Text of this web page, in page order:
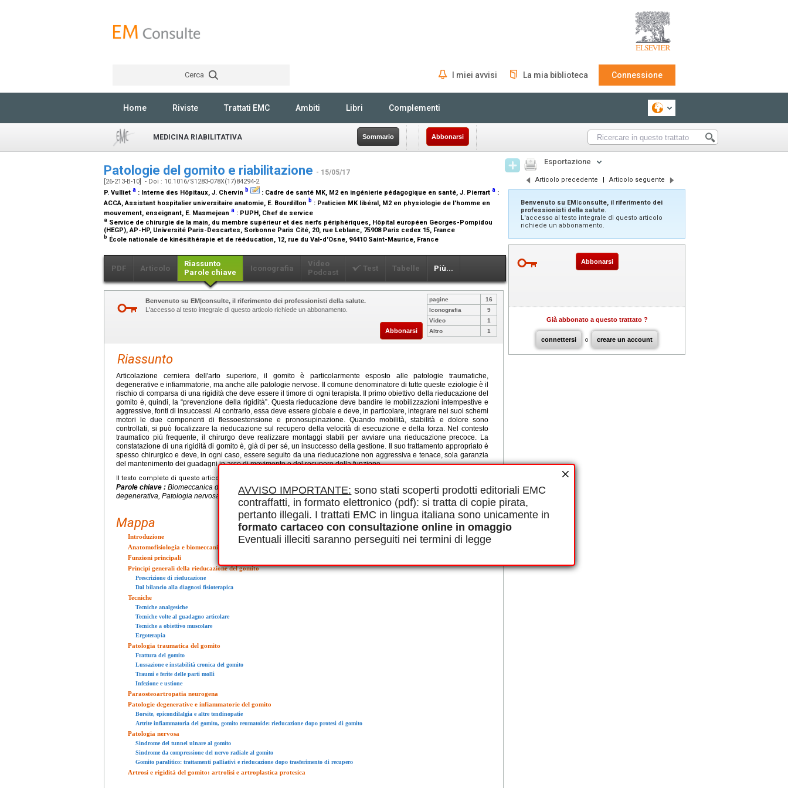
AVVISO IMPORTANTE: sono stati scoperti prodotti editoriali EMC
contraffatti, in formato elettronico (pdf): si tratta di copie pirata,
pertanto illegali. I trattati EMC in lingua italiana sono unicamente in
formato cartaceo con consultazione online in omaggio
Eventuali illeciti saranno perseguiti nei termini di legge
Cerca I miei avvisi La mia biblioteca Connessione
Home Riviste Trattati EMC Ambiti Libri Complementi
MEDICINA RIABILITATIVA Sommario Abbonarsi
Patologie del gomito e riabilitazione - 15/05/17
[26-213-B-10] - Doi : 10.1016/S1283-078X(17)84294-2
P. Vulliet a : Interne des Hôpitaux, J. Chervin b : Cadre de santé MK, M2 en ingénierie pédagogique en santé, J. Pierrart a :
ACCA, Assistant hospitalier universitaire anatomie, E. Bourdillon b : Praticien MK libéral, M2 en physiologie de l'homme en
mouvement, enseignant, E. Masmejean a : PUPH, Chef de service
a Service de chirurgie de la main, du membre supérieur et des nerfs périphériques, Hôpital européen Georges-Pompidou
(HEGP), AP-HP, Université Paris-Descartes, Sorbonne Paris Cité, 20, rue Leblanc, 75908 Paris cedex 15, France
b École nationale de kinésithérapie et de rééducation, 12, rue du Val-d'Osne, 94410 Saint-Maurice, France
PDF Articolo
Riassunto
Parole chiave
Iconografia
Video
Podcast
Test Tabelle Più...
Benvenuto su EM|consulte, il riferimento dei professionisti della salute.
L'accesso al testo integrale di questo articolo richiede un abbonamento.
Abbonarsi
pagine
16
Iconografia
9
Video
1
Altro
1
Riassunto
Articolazione cerniera dell'arto superiore, il gomito è particolarmente esposto alle patologie traumatiche,
degenerative e infiammatorie, ma anche alle patologie nervose. Il comune denominatore di tutte queste eziologie è il
rischio di comparsa di una rigidità che deve essere il timore di ogni terapista. Il primo obiettivo della rieducazione del
gomito è, quindi, la “prevenzione della rigidità”. Questa rieducazione deve bandire le mobilizzazioni intempestive e
aggressive, fonti di insuccessi. Al contrario, essa deve essere globale e deve, in particolare, integrare nei suoi schemi
motori le due componenti di flessoestensione e pronosupinazione. Quando mobilità, stabilità e dolore sono
controllati, si può focalizzare la rieducazione sul recupero della velocità di esecuzione e della forza. Nel contesto
traumatico più frequente, il chirurgo deve realizzare montaggi stabili per avviare una rieducazione precoce. La
constatazione di una rigidità di gomito è, già di per sé, un insuccesso della gestione. Il suo trattamento appropriato è
spesso chirurgico e deve, in ogni caso, essere seguito da una rieducazione non aggressiva e tenace, sola garanzia
del mantenimento dei guadagni in arco di movimento e del recupero della funzione.
Il testo completo di questo articolo è disponibile in PDF.
Parole chiave : Biomeccanica del gomito, Rieducazione, Tecniche analgesiche, Ergoterapia, Artroprotesi, Patologia
degenerativa, Patologia nervosa, Tendinopatia
Mappa
Introduzione
Anatomofisiologia e biomeccanica del gomito: cerniera dell'arto superiore
Funzioni principali
Principi generali della rieducazione del gomito
Prescrizione di rieducazione
Dal bilancio alla diagnosi fisioterapica
Tecniche
Tecniche analgesiche
Tecniche volte al guadagno articolare
Tecniche a obiettivo muscolare
Ergoterapia
Patologia traumatica del gomito
Frattura del gomito
Lussazione e instabilità cronica del gomito
Traumi e ferite delle parti molli
Infezione e ustione
Paraosteoartropatia neurogena
Patologie degenerative e infiammatorie del gomito
Borsite, epicondilalgia e altre tendinopatie
Artrite infiammatoria del gomito, gomito reumatoide: rieducazione dopo protesi di gomito
Patologia nervosa
Sindrome del tunnel ulnare al gomito
Sindrome da compressione del nervo radiale al gomito
Gomito paralitico: trattamenti palliativi e rieducazione dopo trasferimento di recupero
Artrosi e rigidità del gomito: artrolisi e artroplastica protesica
Esportazione
Articolo precedente | Articolo seguente
Benvenuto su EM|consulte, il riferimento dei
professionisti della salute.
L'accesso al testo integrale di questo articolo
richiede un abbonamento.
Abbonarsi
Già abbonato a questo trattato ?
connettersi o creare un account